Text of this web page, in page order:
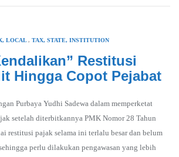
LOCAL,TAX, STATE, INSTITUTION
Restitusi
Hingga Copot Pejabat
Purbaya Yudhi Sadewa dalam memperketat
setelah diterbitkannya PMK Nomor 28 Tahun
restitusi pajak selama ini terlalu besar dan belum
perlu dilakukan pengawasan yang lebih